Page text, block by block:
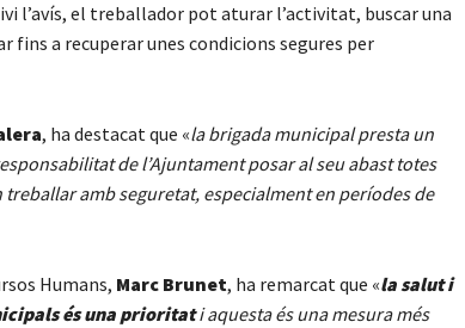
l’avís, el treballador pot aturar l’activitat, buscar una
fins a recuperar unes condicions segures per
, ha destacat que «la brigada municipal presta un
de l’Ajuntament posar al seu abast totes
amb seguretat, especialment en períodes de
Humans, Marc Brunet, ha remarcat que «la salut i
és una prioritati aquesta és una mesura més